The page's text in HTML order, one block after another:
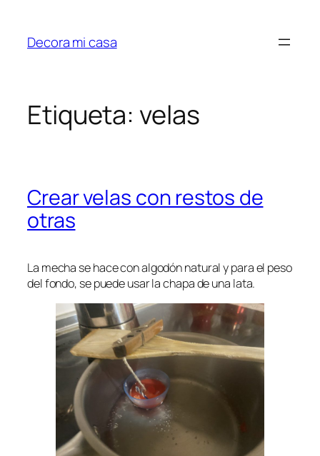
contenido
Decora mi casa
Etiqueta: velas
Crear velas con restos de
otras
La mecha se hace con algodón natural y para el peso
del fondo, se puede usar la chapa de una lata.